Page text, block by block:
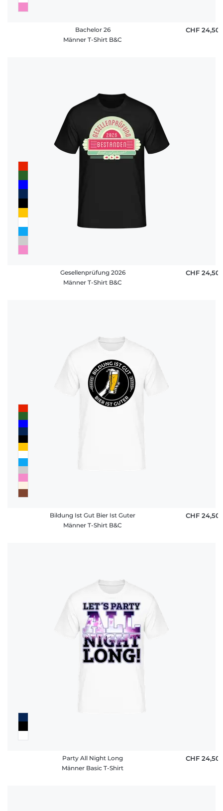
Bachelor 26
Männer T-Shirt B&C
CHF 24,50
Gesellenprüfung 2026
Männer T-Shirt B&C
CHF 24,50
Bildung Ist Gut Bier Ist Guter
Männer T-Shirt B&C
CHF 24,50
Party All Night Long
Männer Basic T-Shirt
CHF 24,50